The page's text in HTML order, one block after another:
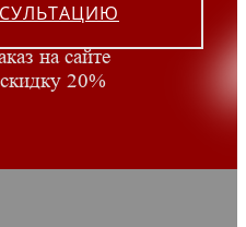
на сайте
20%